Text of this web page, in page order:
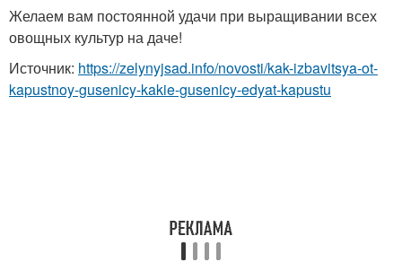
Желаем вам постоянной удачи при выращивании всех
овощных культур на даче!
Источник: https://zelynyjsad.info/novosti/kak-izbavitsya-ot-
kapustnoy-gusenicy-kakie-gusenicy-edyat-kapustu